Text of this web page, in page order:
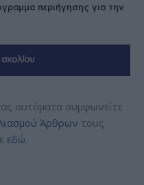
περιήγησης για την
αυτόματα συμφωνείτε
Άρθρων τους
εδώ.